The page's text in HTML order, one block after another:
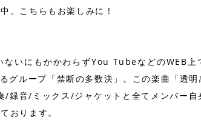
。こちらもお楽しみに！
いにもかかわらずYou TubeなどのWEB上
グループ「禁断の多数決」。この楽曲「透
音/ミックス/ジャケットと全てメンバー自
おります。